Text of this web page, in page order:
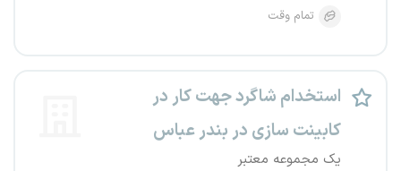
تمام وقت
استخدام شاگرد جهت کار در
کابینت سازی در بندر عباس
یک مجموعه معتبر